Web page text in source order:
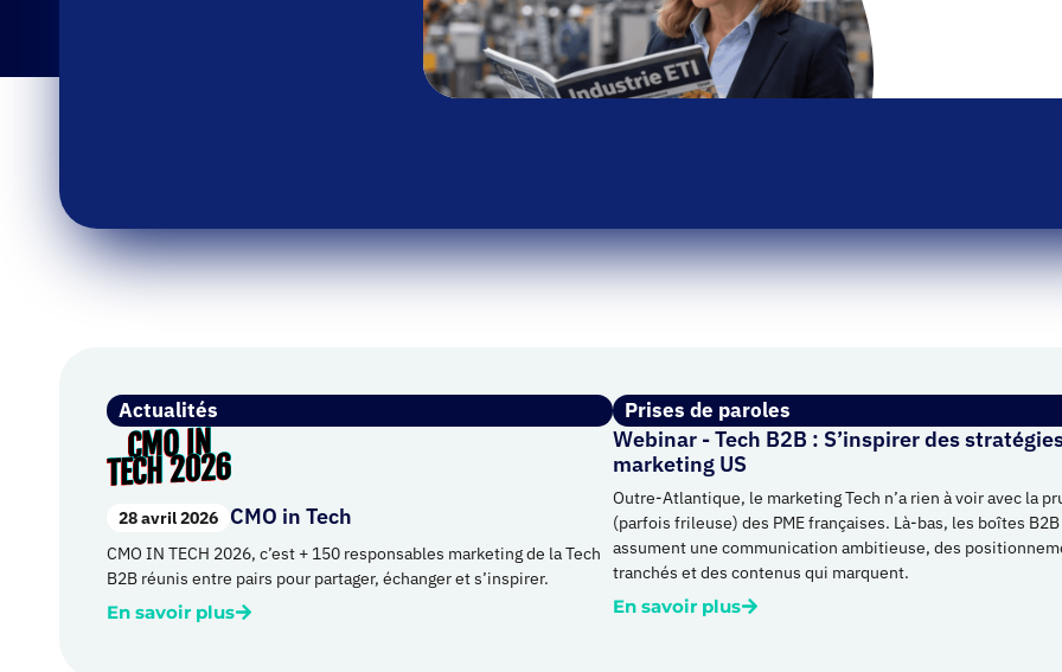
Actualités
28 avril 2026 CMO in Tech
CMO IN TECH 2026, c’est + 150 responsables marketing de la Tech
B2B réunis entre pairs pour partager, échanger et s’inspirer.
En savoir plus
Prises de paroles
Webinar - Tech B2B : S’inspirer des
marketing US
Outre-Atlantique, le marketing Tech n’a rien à voir avec la
(parfois frileuse) des PME françaises. Là-bas, les boîtes B2B
assument une communication ambitieuse, des
tranchés et des contenus qui marquent.
En savoir plus